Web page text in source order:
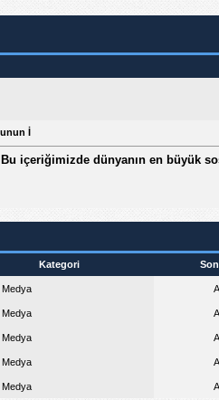
İ
içeriğimizde dünyanın en büyük
Kategori